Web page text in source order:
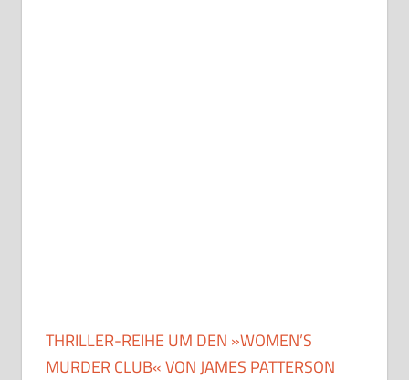
THRILLER-REIHE UM DEN »WOMEN’S
MURDER CLUB« VON JAMES PATTERSON